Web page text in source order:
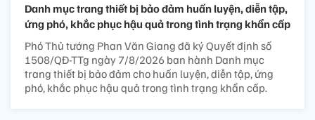
Danh mục trang thiết bị bảo đảm huấn luyện, diễn tập,
ứng phó, khắc phục hậu quả trong tình trạng khẩn cấp
Phó Thủ tướng Phan Văn Giang đã ký Quyết định số
1508/QĐ-TTg ngày 7/8/2026 ban hành Danh mục
trang thiết bị bảo đảm cho huấn luyện, diễn tập, ứng
phó, khắc phục hậu quả trong tình trạng khẩn cấp.